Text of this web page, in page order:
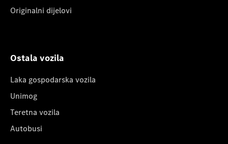
Originalni dijelovi
Ostala vozila
Laka gospodarska vozila
Unimog
Teretna vozila
Autobusi